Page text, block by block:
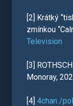
[2] Krátký
zmínkou
Television
[3]
Monoray,
[4] 4chan /